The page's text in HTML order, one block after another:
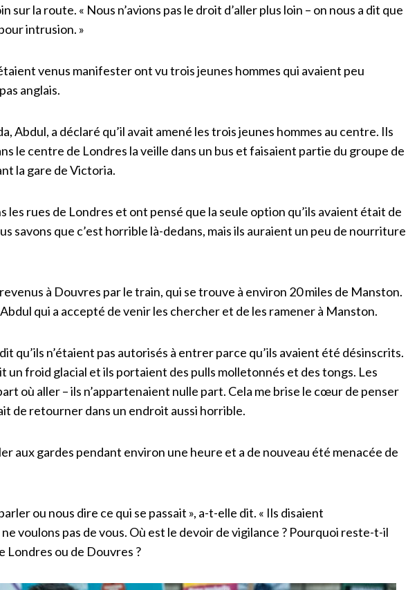
sur la route. « Nous n’avions pas le droit d’aller plus loin – on nous a dit que
intrusion. »
venus manifester ont vu trois jeunes hommes qui avaient peu
anglais.
Abdul, a déclaré qu’il avait amené les trois jeunes hommes au centre. Ils
le centre de Londres la veille dans un bus et faisaient partie du groupe de
la gare de Victoria.
les rues de Londres et ont pensé que la seule option qu’ils avaient était de
savons que c’est horrible là-dedans, mais ils auraient un peu de nourriture
à Douvres par le train, qui se trouve à environ 20 miles de Manston.
qui a accepté de venir les chercher et de les ramener à Manston.
qu’ils n’étaient pas autorisés à entrer parce qu’ils avaient été désinscrits.
un froid glacial et ils portaient des pulls molletonnés et des tongs. Les
où aller – ils n’appartenaient nulle part. Cela me brise le cœur de penser
de retourner dans un endroit aussi horrible.
aux gardes pendant environ une heure et a de nouveau été menacée de
ou nous dire ce qui se passait », a-t-elle dit. « Ils disaient
voulons pas de vous. Où est le devoir de vigilance ? Pourquoi reste-t-il
Londres ou de Douvres ?